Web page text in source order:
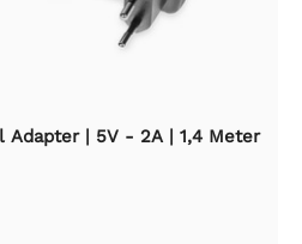
Adapter | 5V - 2A | 1,4 Meter